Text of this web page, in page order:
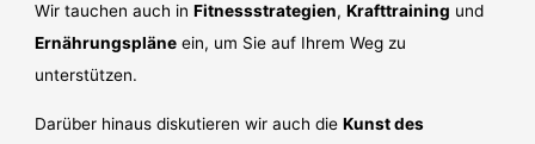
Wir tauchen auch inFitnessstrategien,Krafttraining und
Ernährungspläne ein, um Sie auf Ihrem Weg zu
unterstützen.
Darüber hinaus diskutieren wir auch dieKunst des